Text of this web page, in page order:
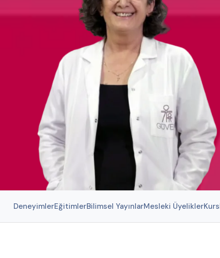
DeneyimlerEğitimlerBilimsel YayınlarMesleki Üyelikler